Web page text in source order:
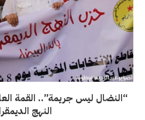
“النضال ليس جريمة”.. القمة
النهج